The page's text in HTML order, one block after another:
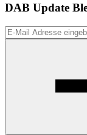
DAB Update